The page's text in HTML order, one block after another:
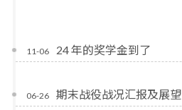
11-06 24 年的奖学金到了
06-26 期末战役战况汇报及展望